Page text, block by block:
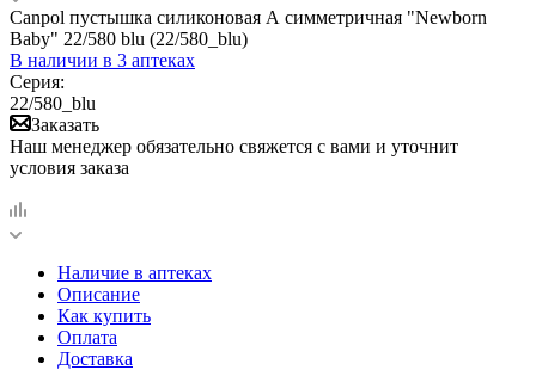
Canpol пустышка силиконовая А симметричная "Newborn
Baby" 22/580 blu (22/580_blu)
В наличии в 3 аптеках
Серия:
22/580_blu
Заказать
Наш менеджер обязательно свяжется с вами и уточнит
условия заказа
Наличие в аптеках
Описание
Как купить
Оплата
Доставка